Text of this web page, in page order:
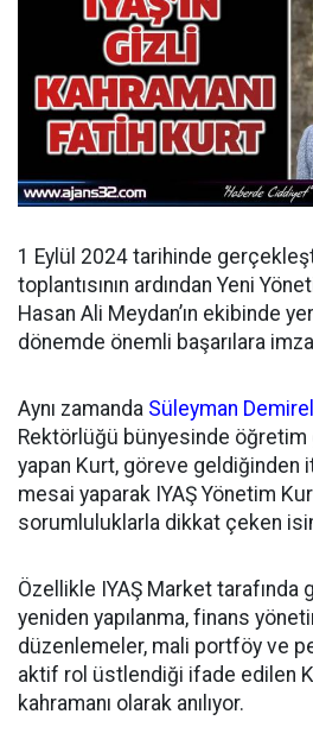
1 Eylül 2024 tarihinde
toplantısının ardından Yeni
Hasan Ali Meydan’ın ekibinde
dönemde önemli başarılara
Aynı zamanda Süleyman Demirel
Rektörlüğü bünyesinde
yapan Kurt, göreve geldiğinden
mesai yaparak IYAŞ Yönetim
sorumluluklarla dikkat çeken
Özellikle IYAŞ Market tarafında
yeniden yapılanma, finans
düzenlemeler, mali portföy ve
aktif rol üstlendiği ifade edilen
kahramanı olarak anılıyor.